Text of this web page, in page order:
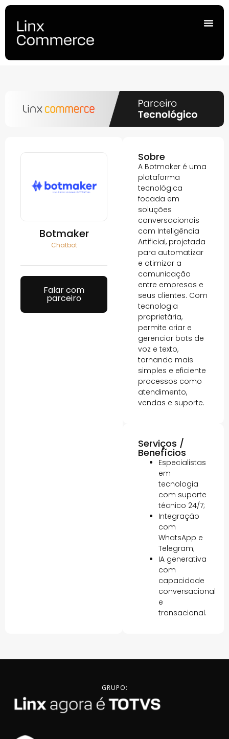
Botmaker
Chatbot
Falar com
parceiro
Sobre
A Botmaker é uma
plataforma
tecnológica
focada em
soluções
conversacionais
com Inteligência
Artificial, projetada
para automatizar
e otimizar a
comunicação
entre empresas e
seus clientes. Com
tecnologia
proprietária,
permite criar e
gerenciar bots de
voz e texto,
tornando mais
simples e eficiente
processos como
atendimento,
vendas e suporte.
Serviços /
Benefícios
Especialistas
em
tecnologia
com suporte
técnico 24/7;
Integração
com
WhatsApp e
Telegram;
IA generativa
com
capacidade
conversacional
e
transacional.
GRUPO: